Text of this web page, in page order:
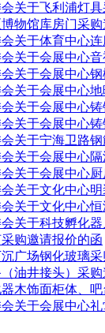
关于飞利浦灯
物馆库房门采
关于体育中心
关于会展中心
关于会展中心
关于会展中心
关于会展中心
关于会展中心
关于宁海卫路
关于会展中心
关于会展中心
关于文化中心
关于文化中心
关于科技孵化
购邀请报价的函
广场钢化玻璃
油井接头）采
木饰面柜体、
关于会展中心